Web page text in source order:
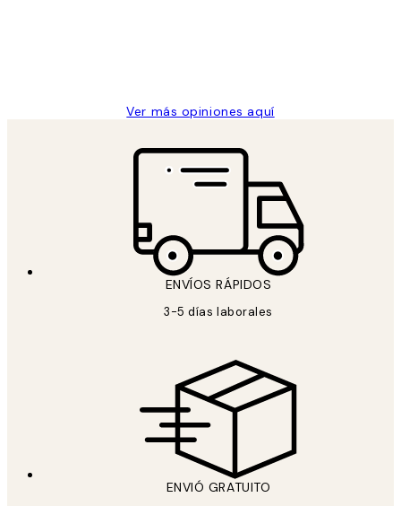
Ver más opiniones aquí
ENVÍOS RÁPIDOS
3-5 días laborales
ENVIÓ GRATUITO